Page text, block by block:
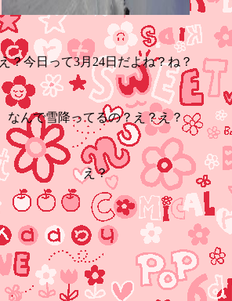
え？今日って3月24日だよね？ね？
なんで雪降ってるの？え？え？
え？